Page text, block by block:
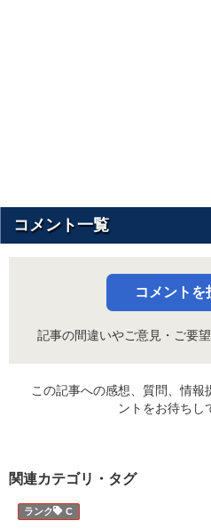
コメント一覧
コメントを
記事の間違いやご意見・ご要
この記事への感想、質問、情報
ントをお待ちし
関連カテゴリ・タグ
C